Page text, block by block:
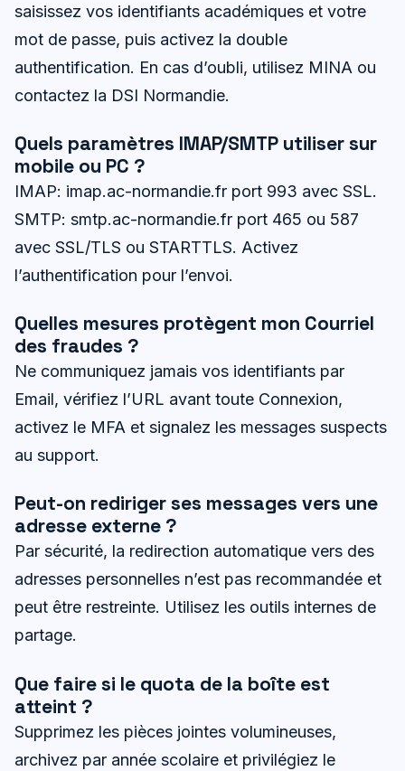
saisissez vos identifiants académiques et votre
mot de passe, puis activez la double
authentification. En cas d’oubli, utilisez MINA ou
contactez la DSI Normandie.
Quels paramètres IMAP/SMTP utiliser sur
mobile ou PC ?
IMAP: imap.ac-normandie.fr port 993 avec SSL.
SMTP: smtp.ac-normandie.fr port 465 ou 587
avec SSL/TLS ou STARTTLS. Activez
l’authentification pour l’envoi.
Quelles mesures protègent mon Courriel
des fraudes ?
Ne communiquez jamais vos identifiants par
Email, vérifiez l’URL avant toute Connexion,
activez le MFA et signalez les messages suspects
au support.
Peut-on rediriger ses messages vers une
adresse externe ?
Par sécurité, la redirection automatique vers des
adresses personnelles n’est pas recommandée et
peut être restreinte. Utilisez les outils internes de
partage.
Que faire si le quota de la boîte est
atteint ?
Supprimez les pièces jointes volumineuses,
archivez par année scolaire et privilégiez le